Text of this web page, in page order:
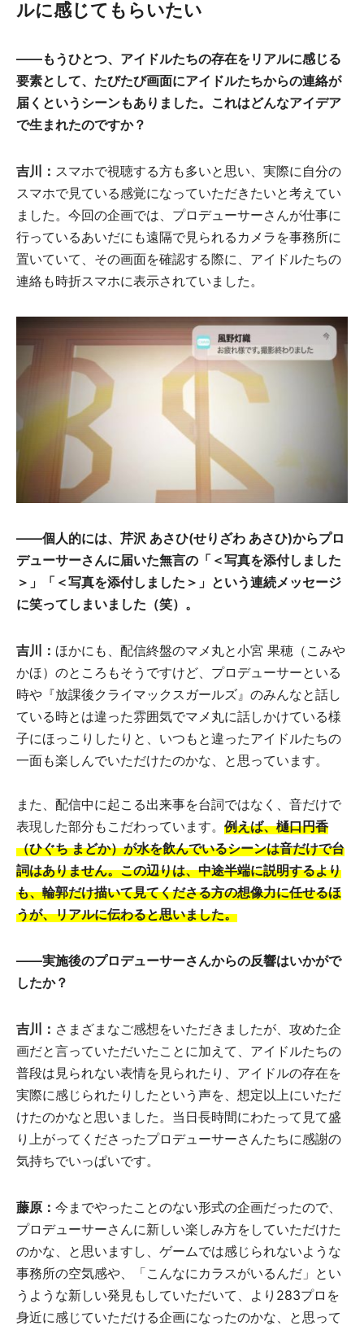
ルに感じてもらいたい
――もうひとつ、アイドルたちの存在をリアルに感じる
要素として、たびたび画面にアイドルたちからの連絡が
届くというシーンもありました。これはどんなアイデア
で生まれたのですか？
吉川： スマホで視聴する方も多いと思い、実際に自分の
スマホで見ている感覚になっていただきたいと考えてい
ました。今回の企画では、プロデューサーさんが仕事に
行っているあいだにも遠隔で見られるカメラを事務所に
置いていて、その画面を確認する際に、アイドルたちの
連絡も時折スマホに表示されていました。
――個人的には、芹沢 あさひ(せりざわ あさひ)からプロ
デューサーさんに届いた無言の「＜写真を添付しました
＞」「＜写真を添付しました＞」という連続メッセージ
に笑ってしまいました（笑）。
吉川： ほかにも、配信終盤のマメ丸と小宮 果穂（こみや
かほ）のところもそうですけど、プロデューサーといる
時や『放課後クライマックスガールズ』のみんなと話し
ている時とは違った雰囲気でマメ丸に話しかけている様
子にほっこりしたりと、いつもと違ったアイドルたちの
一面も楽しんでいただけたのかな、と思っています。
また、配信中に起こる出来事を台詞ではなく、音だけで
表現した部分もこだわっています。 例えば、樋口円香
（ひぐち まどか）が水を飲んでいるシーンは音だけで台
詞はありません。この辺りは、中途半端に説明するより
も、輪郭だけ描いて見てくださる方の想像力に任せるほ
うが、リアルに伝わると思いました。
――実施後のプロデューサーさんからの反響はいかがで
したか？
吉川： さまざまなご感想をいただきましたが、攻めた企
画だと言っていただいたことに加えて、アイドルたちの
普段は見られない表情を見られたり、アイドルの存在を
実際に感じられたりしたという声を、想定以上にいただ
けたのかなと思いました。当日長時間にわたって見て盛
り上がってくださったプロデューサーさんたちに感謝の
気持ちでいっぱいです。
藤原： 今までやったことのない形式の企画だったので、
プロデューサーさんに新しい楽しみ方をしていただけた
のかな、と思いますし、ゲームでは感じられないような
事務所の空気感や、「こんなにカラスがいるんだ」とい
うような新しい発見もしていただいて、より283プロを
身近に感じていただける企画になったのかな、と思って